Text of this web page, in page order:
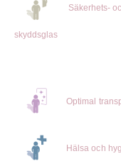
Säkerhets-
skyddsglas
Optimal
​Hälsa och